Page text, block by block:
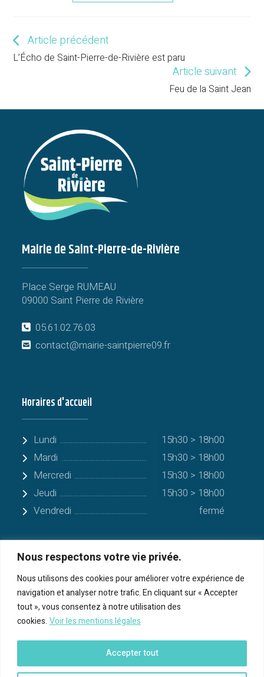
Nous respectons votre vie privée.
Nous utilisons des cookies pour améliorer votre expérience de
navigation et analyser notre trafic. En cliquant sur « Accepter
tout », vous consentez à notre utilisation des
cookies. Voir les mentions légales
Accepter tout
Read
more
articles
Article précédent
L’Écho de Saint-Pierre-de-Rivière est paru
Article suivant
Feu de la Saint Jean
Mairie de Saint-Pierre-de-Rivière
Place Serge RUMEAU
09000 Saint Pierre de Rivière
05.61.02.76.03
contact@mairie-saintpierre09.fr
Horaires d'accueil
Lundi
15h30 > 18h00
Mardi
15h30 > 18h00
Mercredi
15h30 > 18h00
Jeudi
15h30 > 18h00
Vendredi
fermé
Quelques communes alentours
Serres-sur-Arget
Bénac
Foix